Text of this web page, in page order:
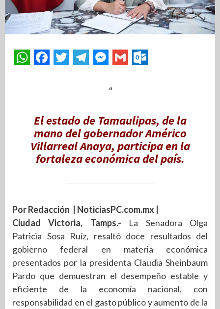
El estado de Tamaulipas, de la
mano del gobernador Américo
Villarreal Anaya, participa en la
fortaleza económica del país.
Por Redacción | NoticiasPC.com.mx |
Ciudad Victoria, Tamps.- La Senadora Olga
Patricia Sosa Ruíz, resaltó doce resultados del
gobierno federal en materia económica
presentados por la presidenta Claudia Sheinbaum
Pardo que demuestran el desempeño estable y
eficiente de la economía nacional, con
responsabilidad en el gasto público y aumento de la